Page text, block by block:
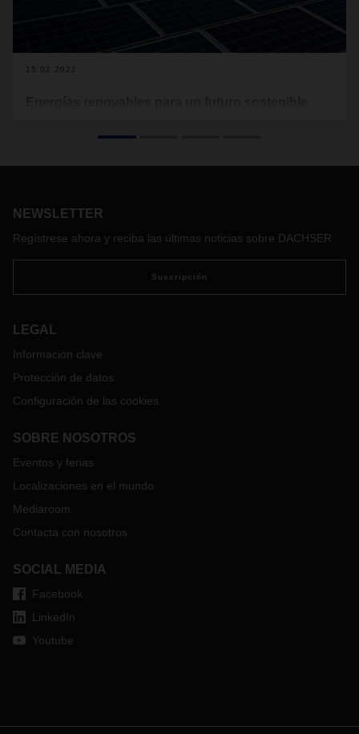
15.02.2022
proveedor de logística está marcando el camino para la
renovables, la construcción de sistemas fotovoltaicos, etc.
NEWSLETTER
Regístrese ahora y reciba las últimas noticias sobre DACHSER
Suscripción
LEGAL
Información clave
Protección de datos
Configuración de las cookies
SOBRE NOSOTROS
Eventos y ferias
Localizaciones en el mundo
Mediaroom
Contacta con nosotros
SOCIAL MEDIA
Facebook
LinkedIn
Youtube